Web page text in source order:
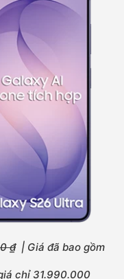
₫ | Giá đã bao gồm
chỉ 31.990.000